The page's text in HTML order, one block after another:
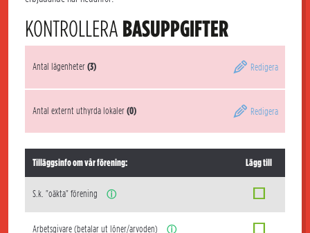
KONTROLLERA BASUPPGIFTER
Antal lägenheter(3) Redigera
Antal externt uthyrda lokaler(0) Redigera
Tilläggsinfo om vår förening: Lägg till
S.k. "oäkta" förening ⓘ
Arbetsgivare (betalar ut löner/arvoden) ⓘ